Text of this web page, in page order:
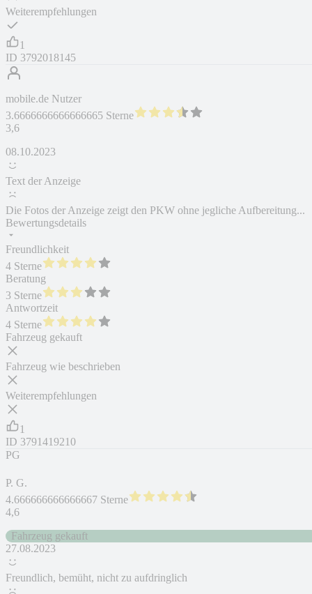
Weiterempfehlungen
1
ID 3792018145
mobile.de Nutzer
3.6666666666666665 Sterne
3,6
08.10.2023
Text der Anzeige
Die Fotos der Anzeige zeigt den PKW ohne jegliche Aufbereitung...
Bewertungsdetails
Freundlichkeit
4 Sterne
Beratung
3 Sterne
Antwortzeit
4 Sterne
Fahrzeug gekauft
Fahrzeug wie beschrieben
Weiterempfehlungen
1
ID 3791419210
PG
P. G.
4.666666666666667 Sterne
4,6
Fahrzeug gekauft
27.08.2023
Freundlich, bemüht, nicht zu aufdringlich